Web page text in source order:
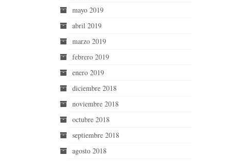
mayo 2019
abril 2019
marzo 2019
febrero 2019
enero 2019
diciembre 2018
noviembre 2018
octubre 2018
septiembre 2018
agosto 2018